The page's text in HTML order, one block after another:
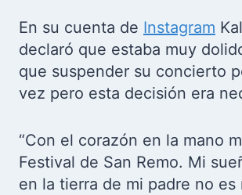
En su cuenta de Instagram
declaró que estaba muy
que suspender su concierto
vez pero esta decisión era
“Con el corazón en la mano
Festival de San Remo. Mi
en la tierra de mi padre no es